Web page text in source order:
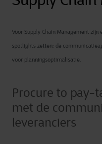
Voor Supply Chain Management
spotlights zetten: de
voor planningsoptimalisatie.
Procure to pay-
met de
leveranciers